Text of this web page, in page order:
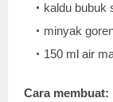
kaldu bubuk
minyak
150 ml air
Cara membuat: